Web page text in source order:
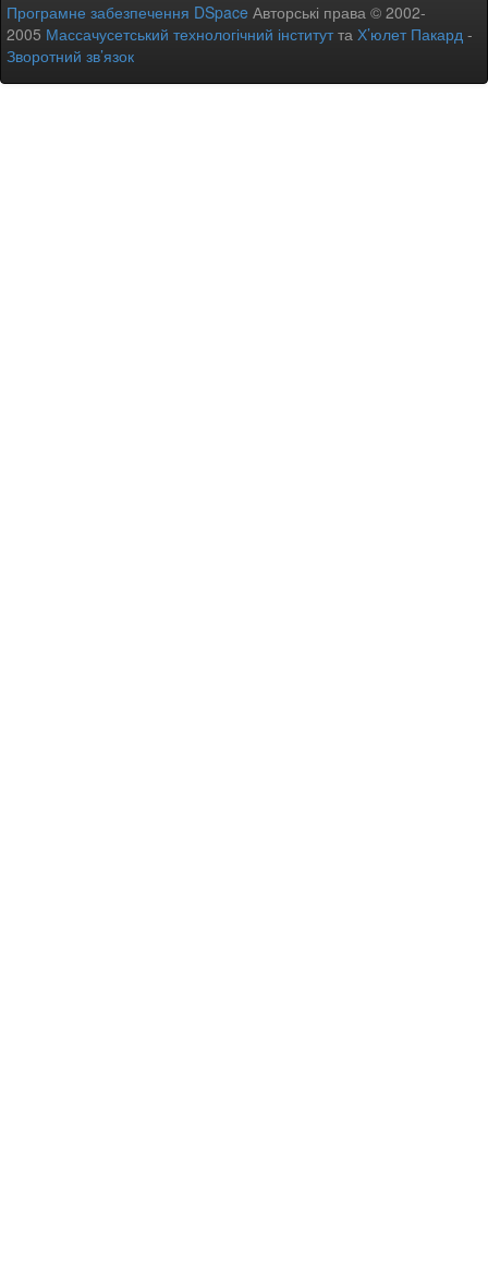
Програмне забезпечення DSpace Авторські права © 2002-
2005 Массачусетський технологічний інститутта Х’юлет Пакард -
Зворотний зв’язок